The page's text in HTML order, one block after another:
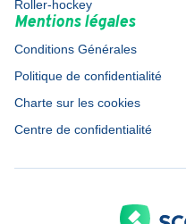
Roller-hockey
Mentions légales
Conditions Générales
Politique de confidentialité
Charte sur les cookies
Centre de confidentialité